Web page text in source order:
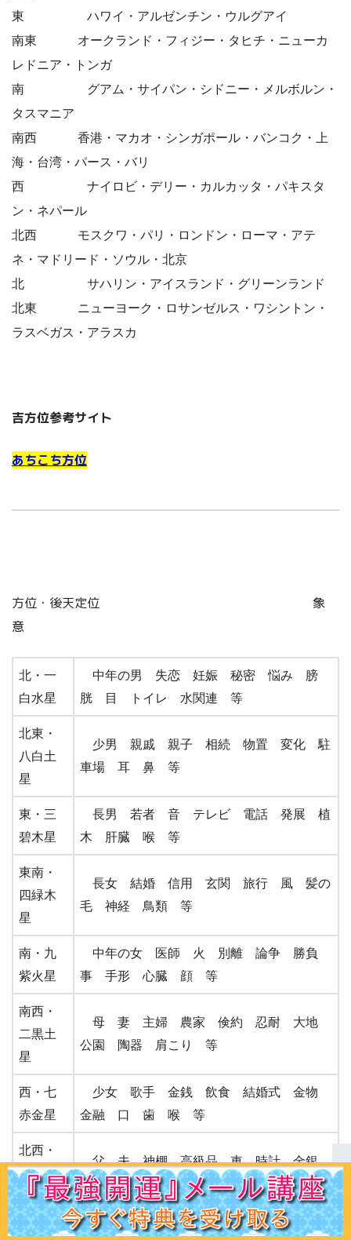
東 ハワイ・アルゼンチン・ウルグアイ
南東 オークランド・フィジー・タヒチ・ニューカ
レドニア・トンガ
南 グアム・サイパン・シドニー・メルボルン・
タスマニア
南西 香港・マカオ・シンガポール・バンコク・上
海・台湾・パース・バリ
西 ナイロビ・デリー・カルカッタ・パキスタ
ン・ネパール
北西 モスクワ・パリ・ロンドン・ローマ・アテ
ネ・マドリード・ソウル・北京
北 サハリン・アイスランド・グリーンランド
北東 ニューヨーク・ロサンゼルス・ワシントン・
ラスベガス・アラスカ
吉方位参考サイト
あちこち方位
方位・後天定位 象
意
北・一
白水星
中年の男 失恋 妊娠 秘密 悩み 膀
胱 目 トイレ 水関連 等
北東・
八白土
星
少男 親戚 親子 相続 物置 変化 駐
車場 耳 鼻 等
東・三
碧木星
長男 若者 音 テレビ 電話 発展 植
木 肝臓 喉 等
東南・
四緑木
星
長女 結婚 信用 玄関 旅行 風 髪の
毛 神経 鳥類 等
南・九
紫火星
中年の女 医師 火 別離 論争 勝負
事 手形 心臓 顔 等
南西・
二黒土
星
母 妻 主婦 農家 倹約 忍耐 大地
公園 陶器 肩こり 等
西・七
赤金星
少女 歌手 金銭 飲食 結婚式 金物
金融 口 歯 喉 等
北西・
六白金
星
父 夫 神棚 高級品 車 時計 金銀
血圧 発熱 太陽 等
中央・
ホーム 初見の方へﾌﾟﾛﾌｨｰﾙ 鑑定ﾒﾆｭｰ運命学講座易占講座お客様声体験談 記事一覧お問合せ Q＆A 出版書